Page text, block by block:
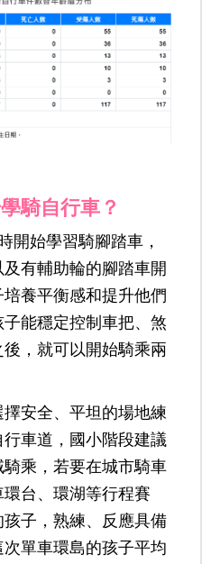
騎自行車？
開始學習騎腳踏車，
有輔助輪的腳踏車開
養平衡感和提升他們
能穩定控制車把、煞
，就可以開始騎乘兩
安全、平坦的場地練
車道，國小階段建議
乘，若要在城市騎車
台、環湖等行程賽
子，熟練、反應具備
單車環島的孩子平均